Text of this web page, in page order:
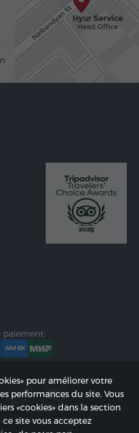
paiement:
pour améliorer votre
performances du site. Vous
«cookies» dans la section
site vous acceptez